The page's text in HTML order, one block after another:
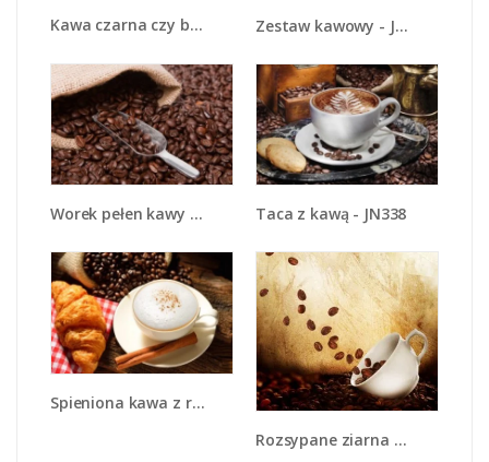
Kawa czarna czy biała - JN715 Zestaw kawowy - JN746
Worek pełen kawy - JN372 Taca z kawą - JN338
Spieniona kawa z rogalem - JN401
Rozsypane ziarna kawy - JN346